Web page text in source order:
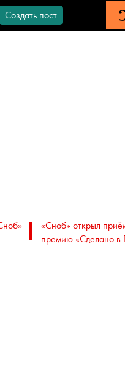
Создать пост
«Сноб» открыл
премию «Сделано